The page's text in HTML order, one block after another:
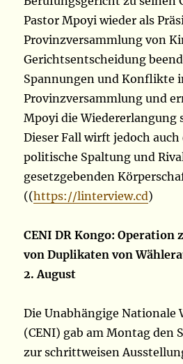
Pastor Mpoyi wieder als
Provinzversammlung von
Gerichtsentscheidung
Spannungen und Konflikte
Provinzversammlung und
Mpoyi die Wiedererlangung
Dieser Fall wirft jedoch
politische Spaltung und
gesetzgebenden
((https://linterview.cd)
CENI DR Kongo: Operation
von Duplikaten von
2. August
Die Unabhängige Nationale
(CENI) gab am Montag den
zur schrittweisen